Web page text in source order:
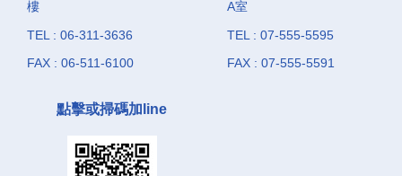
樓
TEL : 06-311-3636
FAX : 06-511-6100
A室
TEL : 07-555-5595
FAX : 07-555-5591
點擊或掃碼加line